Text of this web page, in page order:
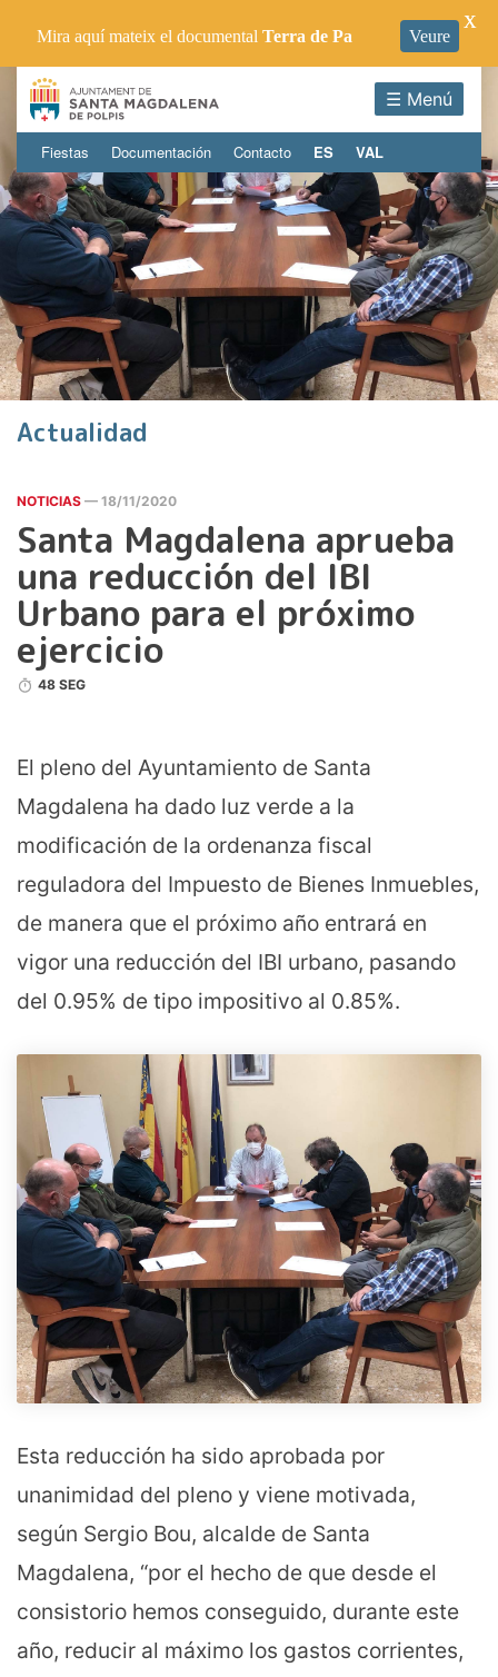
☰ Menú
Fiestas Documentación Contacto ES VAL
Actualidad
NOTICIAS — 18/11/2020
Santa Magdalena aprueba
una reducción del IBI
Urbano para el próximo
ejercicio
48 SEG
El pleno del Ayuntamiento de Santa
Magdalena ha dado luz verde a la
modificación de la ordenanza fiscal
reguladora del Impuesto de Bienes Inmuebles,
de manera que el próximo año entrará en
vigor una reducción del IBI urbano, pasando
del 0.95% de tipo impositivo al 0.85%.
Esta reducción ha sido aprobada por
unanimidad del pleno y viene motivada,
según Sergio Bou, alcalde de Santa
Magdalena, “por el hecho de que desde el
consistorio hemos conseguido, durante este
año, reducir al máximo los gastos corrientes,
Mira aquí mateix el documental Terra de Pa Veure
X